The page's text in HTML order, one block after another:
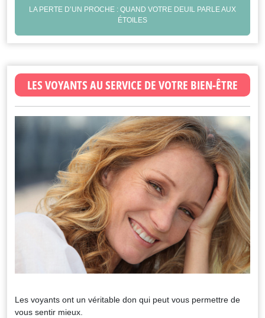
LA PERTE D’UN PROCHE : QUAND VOTRE DEUIL PARLE AUX
ÉTOILES
LES VOYANTS AU SERVICE DE VOTRE BIEN-ÊTRE
Les voyants ont un véritable don qui peut vous permettre de
vous sentir mieux.